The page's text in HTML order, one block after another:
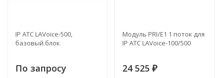
IP АТС LAVoice-500,
базовый блок
По запросу
Модуль PRI/E1 1 поток для
IP АТС LAVoice-100/500
24 525 ₽